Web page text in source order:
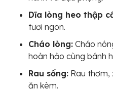
Dĩa lòng heo thập
tươi ngon.
Cháo lòng: Cháo
hoàn hảo cùng bánh
Rau sống: Rau thơm,
ăn kèm.